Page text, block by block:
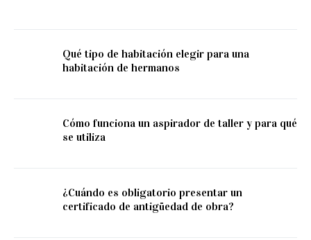
Qué tipo de habitación elegir para una
habitación de hermanos
Cómo funciona un aspirador de taller y para qué
se utiliza
¿Cuándo es obligatorio presentar un
certificado de antigüedad de obra?